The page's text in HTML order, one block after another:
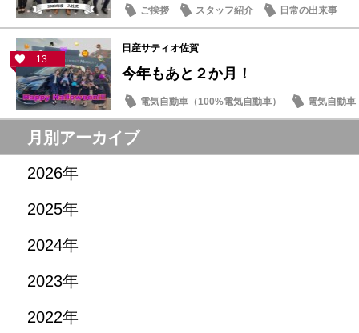
ご挨拶 スタッフ紹介 日常の出来事
13
日産サティオ佐賀
今年もあと２か月！
電気自動車（100%電気自動車）
電気自動車
イベント・フェア
月別アーカイブ
2026年
2025年
2024年
2023年
2022年